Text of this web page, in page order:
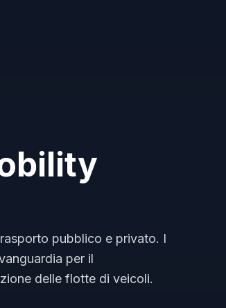
pubblico e privato. I
per il
delle flotte di veicoli.